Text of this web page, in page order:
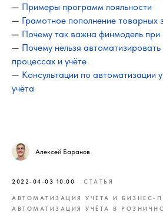
— Примеры программ лояльности
— Грамотное пополнение товарных
— Почему так важна финмодель при
— Почему нельзя
процессах и учёте
— Консультации по автоматизации
учёта
Алексей Баранов
2022-04-03 10:00 СТАТЬЯ
АВТОМАТИЗАЦИЯ УЧЁТА И БИЗНЕС-
АВТОМАТИЗАЦИЯ УЧЁТА В